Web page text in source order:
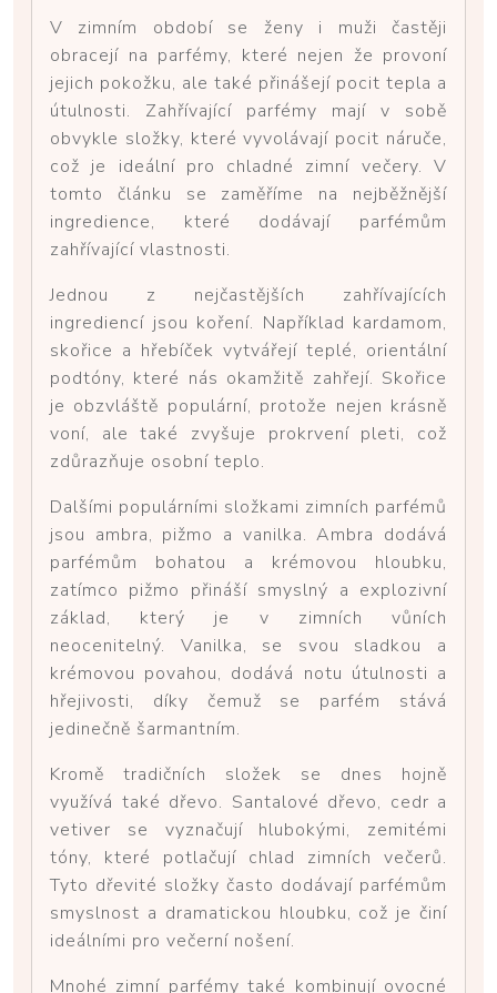
V zimním období se ženy i muži častěji
obracejí na parfémy, které nejen že provoní
jejich pokožku, ale také přinášejí pocit tepla a
útulnosti. Zahřívající parfémy mají v sobě
obvykle složky, které vyvolávají pocit náruče,
což je ideální pro chladné zimní večery. V
tomto článku se zaměříme na nejběžnější
ingredience, které dodávají parfémům
zahřívající vlastnosti.
Jednou z nejčastějších zahřívajících
ingrediencí jsou koření. Například kardamom,
skořice a hřebíček vytvářejí teplé, orientální
podtóny, které nás okamžitě zahřejí. Skořice
je obzvláště populární, protože nejen krásně
voní, ale také zvyšuje prokrvení pleti, což
zdůrazňuje osobní teplo.
Dalšími populárními složkami zimních parfémů
jsou ambra, pižmo a vanilka. Ambra dodává
parfémům bohatou a krémovou hloubku,
zatímco pižmo přináší smyslný a explozivní
základ, který je v zimních vůních
neocenitelný. Vanilka, se svou sladkou a
krémovou povahou, dodává notu útulnosti a
hřejivosti, díky čemuž se parfém stává
jedinečně šarmantním.
Kromě tradičních složek se dnes hojně
využívá také dřevo. Santalové dřevo, cedr a
vetiver se vyznačují hlubokými, zemitémi
tóny, které potlačují chlad zimních večerů.
Tyto dřevité složky často dodávají parfémům
smyslnost a dramatickou hloubku, což je činí
ideálními pro večerní nošení.
Mnohé zimní parfémy také kombinují ovocné